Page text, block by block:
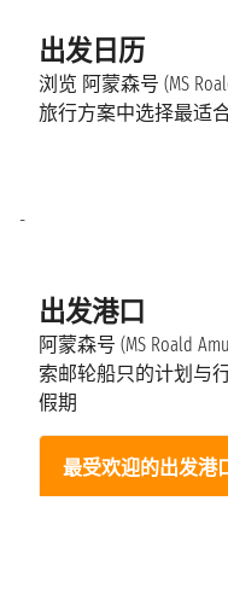
出发日历
浏览 阿蒙森号 (MS
旅行方案中选择最适
出发港口
阿蒙森号 (MS Roald
索邮轮船只的计划与
假期
最受欢迎的出发港
-